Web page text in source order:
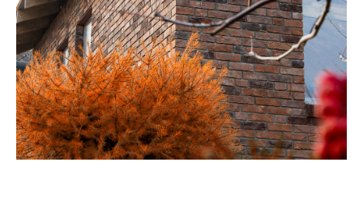
Посмотреть шоурум